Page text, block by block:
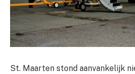
St. Maarten stond aanvankelijk